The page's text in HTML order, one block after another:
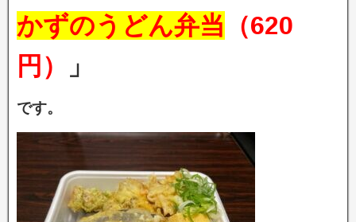
かずのうどん弁当 （620
円）
」
です。